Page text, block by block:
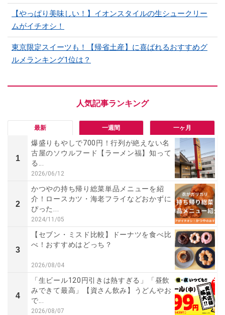
【やっぱり美味しい！】イオンスタイルの生シュークリー
ムがイチオシ！
東京限定スイーツも！【帰省土産】に喜ばれるおすすめグ
ルメランキング1位は？
最新 一週間 一ヶ月
1
爆盛りもやしで700円！行列が絶えない名
古屋のソウルフード【ラーメン福】知って
る...
2026/06/12
2
かつやの持ち帰り総菜単品メニューを紹
介！ロースカツ・海老フライなどおかずに
ぴった...
2024/11/05
3
【セブン・ミスド比較】ドーナツを食べ比
べ！おすすめはどっち？
2026/08/04
4
「生ビール120円引きは熱すぎる」「昼飲
みできて最高」【資さん飲み】うどんやお
で...
2026/08/07